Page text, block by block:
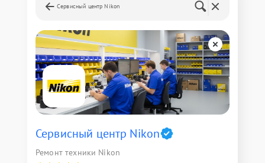
Сервисный центр Nikon
Сервисный центр Nikon
Ремонт техники Nikon